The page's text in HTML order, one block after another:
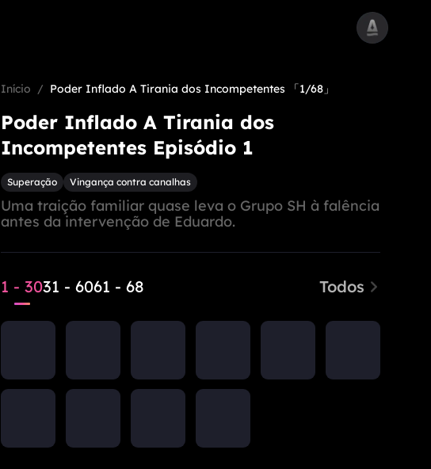
Início / Poder Inflado A Tirania dos Incompetentes 「1/68」
Poder Inflado A Tirania dos
Incompetentes Episódio 1
Superação Vingança contra canalhas
Uma traição familiar quase leva o Grupo SH à falência
antes da intervenção de Eduardo.
1 - 3031 - 6061 - 68 Todos